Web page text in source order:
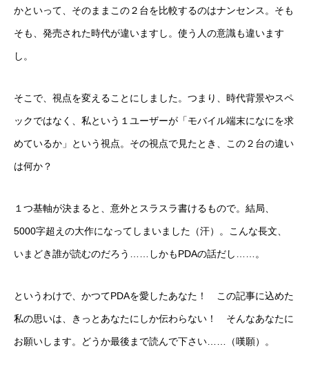
かといって、そのままこの２台を比較するのはナンセンス。そも
そも、発売された時代が違いますし。使う人の意識も違います
し。
そこで、視点を変えることにしました。つまり、時代背景やスペ
ックではなく、私という１ユーザーが「モバイル端末になにを求
めているか」という視点。その視点で見たとき、この２台の違い
は何か？
１つ基軸が決まると、意外とスラスラ書けるもので。結局、
5000字超えの大作になってしまいました（汗）。こんな長文、
いまどき誰が読むのだろう……しかもPDAの話だし……。
というわけで、かつてPDAを愛したあなた！ この記事に込めた
私の思いは、きっとあなたにしか伝わらない！ そんなあなたに
お願いします。どうか最後まで読んで下さい……（嘆願）。